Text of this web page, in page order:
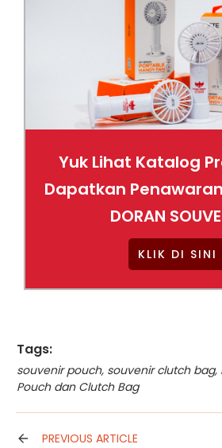
Yuk Lihat Katalog
Dapatkan
DORAN
KLIK DI SINI
Tags:
souvenir pouch, souvenir clutch bag,
Pouch dan Clutch Bag
PREVIOUS ARTICLE